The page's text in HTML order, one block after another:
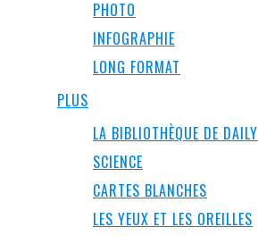
PHOTO
INFOGRAPHIE
LONG FORMAT
PLUS
LA BIBLIOTHÈQUE DE DAILY
SCIENCE
CARTES BLANCHES
LES YEUX ET LES OREILLES